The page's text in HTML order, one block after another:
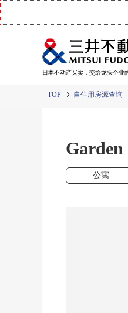
日本不动产买卖，交给龙头企业
TOP 自住用房源查询
公寓